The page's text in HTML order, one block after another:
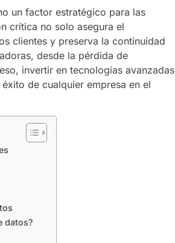
un factor estratégico para las
crítica no solo asegura el
clientes y preserva la continuidad
desde la pérdida de
invertir en tecnologías avanzadas
de cualquier empresa en el
datos?